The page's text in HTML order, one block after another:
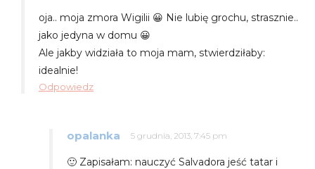
oja.. moja zmora Wigilii 😀 Nie lubię grochu, strasznie..
jako jedyna w domu 😀
Ale jakby widziała to moja mam, stwierdziłaby:
idealnie!
Odpowiedz
opalanka 5 grudnia, 2013, 7:45 pm
🙂 Zapisałam: nauczyć Salvadora jeść tatar i